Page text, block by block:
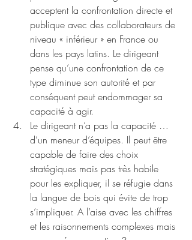
acceptent la confrontation directe et
publique avec des collaborateurs de
niveau « inférieur » en France ou
dans les pays latins. Le dirigeant
pense qu’une confrontation de ce
type diminue son autorité et par
conséquent peut endommager sa
capacité à agir.
Le dirigeant n’a pas la capacité …
d’un meneur d’équipes. Il peut être
capable de faire des choix
stratégiques mais pas très habile
pour les expliquer, il se réfugie dans
la langue de bois qui évite de trop
s’impliquer. A l’aise avec les chiffres
et les raisonnements complexes mais